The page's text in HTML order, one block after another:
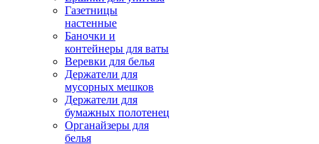
Газетницы
настенные
Баночки и
контейнеры для ваты
Веревки для белья
Держатели для
мусорных мешков
Держатели для
бумажных полотенец
Органайзеры для
белья